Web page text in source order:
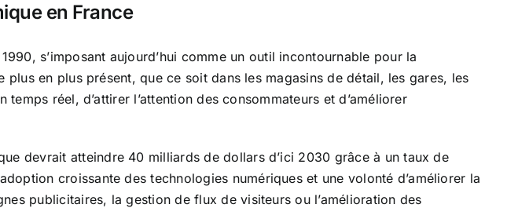
en France
s’imposant aujourd’hui comme un outil incontournable pour la
en plus présent, que ce soit dans les magasins de détail, les gares, les
réel, d’attirer l’attention des consommateurs et d’améliorer
devrait atteindre 40 milliards de dollars d’ici 2030 grâce à un taux de
croissante des technologies numériques et une volonté d’améliorer la
publicitaires, la gestion de flux de visiteurs ou l’amélioration des